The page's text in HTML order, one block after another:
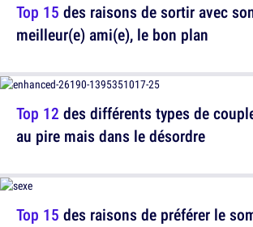
Top 15 des raisons de sortir avec
meilleur(e) ami(e), le bon plan
Top 15 des raisons de préférer le
Top 12 des différents types de
au pire mais dans le désordre